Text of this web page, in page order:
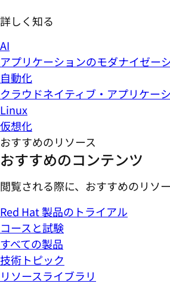
詳しく知る
AI
アプリケーションのモダナイゼー
自動化
クラウドネイティブ・アプリケー
Linux
仮想化
おすすめのリソース
おすすめのコンテンツ
閲覧される際に、おすすめのリソ
Red Hat 製品のトライアル
コースと試験
すべての製品
技術トピック
リソースライブラリ